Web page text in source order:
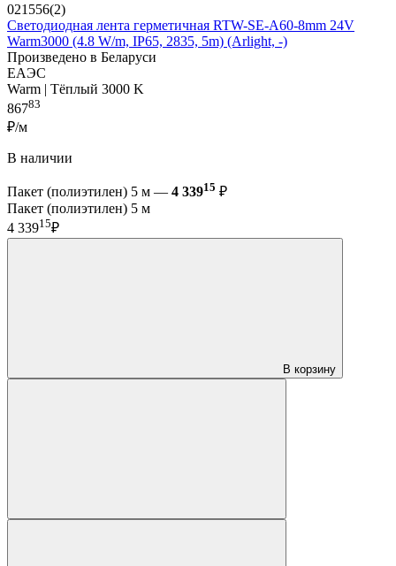
021556(2)
Светодиодная лента герметичная RTW-SE-A60-8mm 24V
Warm3000 (4.8 W/m, IP65, 2835, 5m) (Arlight, -)
Произведено в Беларуси
ЕАЭС
Warm | Тёплый 3000 K
86783
₽/м
В наличии
Пакет (полиэтилен) 5 м — 4 33915 ₽
Пакет (полиэтилен) 5 м
4 33915₽
В корзину